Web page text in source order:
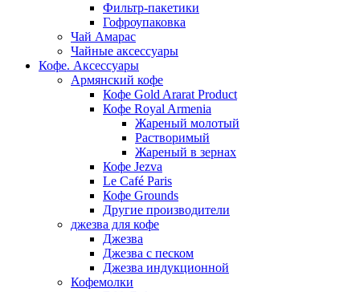
Фильтр-пакетики
Гофроупаковка
Чай Амарас
Чайные аксессуары
Кофе. Аксессуары
Армянский кофе
Кофе Gold Ararat Product
Кофе Royal Armenia
Жареный молотый
Растворимый
Жареный в зернах
Кофе Jezva
Le Café Paris
Кофе Grounds
Другие производители
джезва для кофе
Джезва
Джезва с песком
Джезва индукционной
Кофемолки